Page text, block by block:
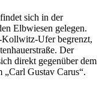
sich in der
Elbwiesen gelegen.
Ufer begrenzt,
Der
direkt gegenüber dem
Gustav Carus“.